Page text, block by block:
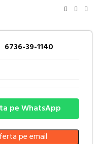
6736-39-1140
pe WhatsApp
pe email